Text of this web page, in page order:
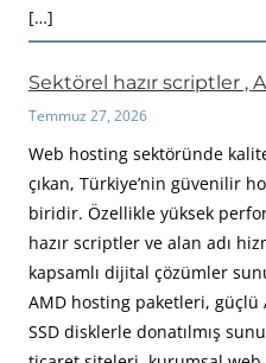
[…]
Sektörel hazır scriptler ,
Temmuz 27, 2026
Web hosting sektöründe
çıkan, Türkiye’nin güvenilir
biridir. Özellikle yüksek
hazır scriptler ve alan adı
kapsamlı dijital çözümler
AMD hosting paketleri, güçlü
SSD disklerle donatılmış